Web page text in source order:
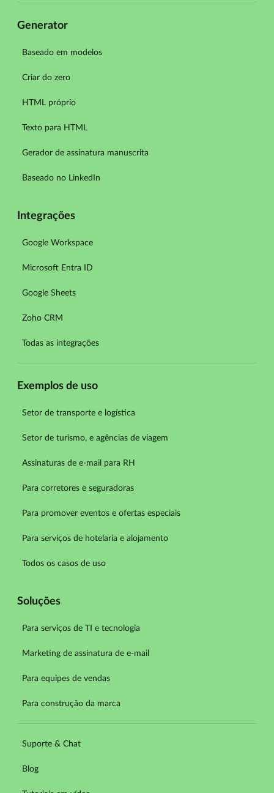
Generator
Baseado em modelos
Criar do zero
HTML próprio
Texto para HTML
Gerador de assinatura manuscrita
Baseado no LinkedIn
Integrações
Google Workspace
Microsoft Entra ID
Google Sheets
Zoho CRM
Todas as integrações
Exemplos de uso
Setor de transporte e logística
Setor de turismo, e agências de viagem
Assinaturas de e-mail para RH
Para corretores e seguradoras
Para promover eventos e ofertas especiais
Para serviços de hotelaria e alojamento
Todos os casos de uso
Soluções
Para serviços de TI e tecnologia
Marketing de assinatura de e-mail
Para equipes de vendas
Para construção da marca
Suporte & Chat
Blog